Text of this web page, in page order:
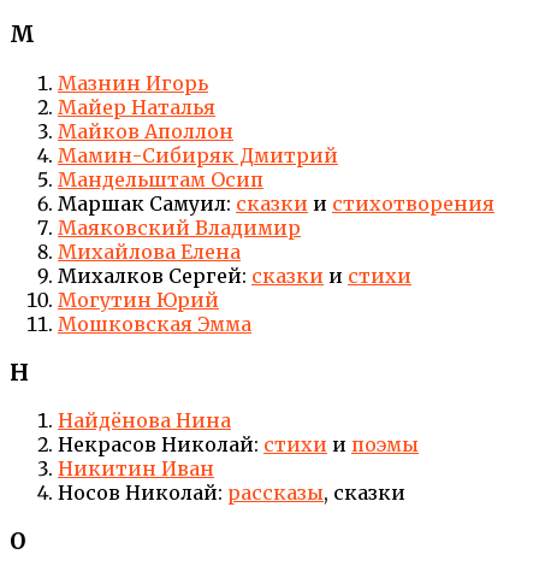
М
Мазнин Игорь
Майер Наталья
Майков Аполлон
Мамин-Сибиряк Дмитрий
Мандельштам Осип
Маршак Самуил: сказки и стихотворения
Маяковский Владимир
Михайлова Елена
Михалков Сергей: сказки и стихи
Могутин Юрий
Мошковская Эмма
Н
Найдёнова Нина
Некрасов Николай: стихи и поэмы
Никитин Иван
Носов Николай: рассказы, сказки
О